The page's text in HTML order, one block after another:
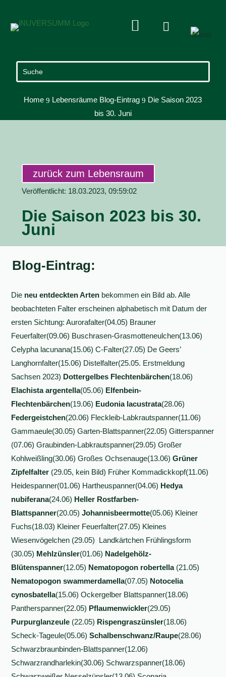
 
Home 9 Lebensräume Blog-Eintrag 9 Die Saison 2023
bis 30. Juni
zurück zum Lebensraum
Veröffentlicht: 18.03.2023, 09:59:02
Die Saison 2023 bis 30.
Juni
Blog-Eintrag:
Die neu entdeckten Arten bekommen ein Bild ab. Alle
beobachteten Falter erscheinen alphabetisch mit Datum der
ersten Sichtung: Aurorafalter(04.05) Brauner
Feuerfalter(09.06) Buschrasen-Grasmotteneulchen(13.06)
Celypha lacunana(15.06) C-Falter(27.05) De Geers’
Langhornfalter(15.06) Distelfalter(25.05. Erstmeldung
Sachsen 2023) Dottergelbes Flechtenbärchen(18.06)
Elachista argentella(05.06) Elfenbein-
Flechtenbärchen(19.06) Eudonia lacustrata(28.06)
Federgeistchen(20.06) Fleckleib-Labkrautspanner(11.06)
Gammaeule(30.05) Garten-Blattspanner(22.05) Gitterspanner
(07.06) Graubinden-Labkrautspanner(29.05) Großer
Kohlweißling(30.06) Großes Ochsenauge(13.06)Grüner
Zipfelfalter (29.05, kein Bild) Früher Kommadickkopf(11.06)
Heidespanner(01.06) Hartheuspanner(04.06) Hedya
nubiferana(24.06) Heller Rostfarben-
Blattspanner(20.05)Johannisbeermotte(05.06) Kleiner
Fuchs(18.03) Kleiner Feuerfalter(27.05) Kleines
Wiesenvögelchen (29.05) Landkärtchen Frühlingsform
(30.05) Mehlzünsler(01.06) Nadelgehölz-
Blütenspanner(12.05) Nematopogon robertella(21.05)
Nematopogon swammerdamella(07.05) Notocelia
cynosbatella(15.06) Ockergelber Blattspanner(18.06)
Pantherspanner(22.05) Pflaumenwickler(29.05)
Purpurglanzeule (22.05) Rispengraszünsler(18.06)
Scheck-Tageule(05.06)Schalbenschwanz/Raupe(28.06)
Schwarzbraunbinden-Blattspanner(12.06)
Schwarzrandharlekin(30.06) Schwarzspanner(18.06)